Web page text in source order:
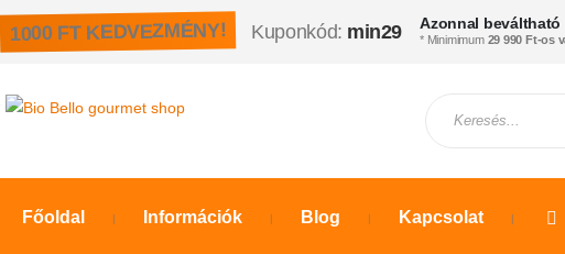
1000 FT KEDVEZMÉNY! Kuponkód: min29 Azonnal beváltható
* Minimimum 29 990 Ft-os
Főoldal Információk Blog Kapcsolat